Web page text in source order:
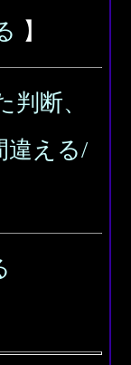
】
判断、
違える/